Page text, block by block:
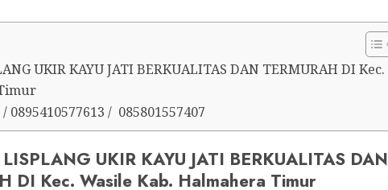
UKIR KAYU JATI BERKUALITAS DAN TERMURAH DI Kec.
0895410577613 / 085801557407
UKIR KAYU JATI BERKUALITAS DAN
DI Kec. Wasile Kab. Halmahera Timur